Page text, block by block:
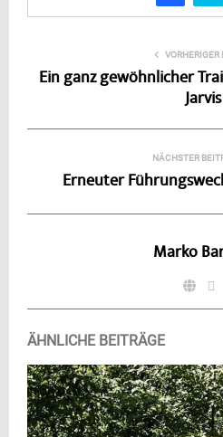
VORHERIGER
Ein ganz gewöhnlicher
Jarvis
NÄCHSTER
Erneuter
Marko
ÄHNLICHE BEITRÄGE